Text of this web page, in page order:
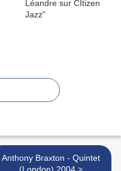
Anthony Braxton - Quintet